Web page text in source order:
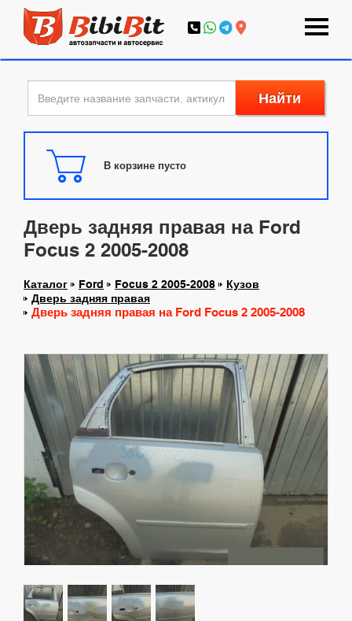
Найти
В корзине пусто
Дверь задняя правая на Ford
Focus 2 2005-2008
Каталог Ford Focus 2 2005-2008
Кузов
Дверь задняя правая
Дверь задняя правая на Ford Focus 2 2005-2008